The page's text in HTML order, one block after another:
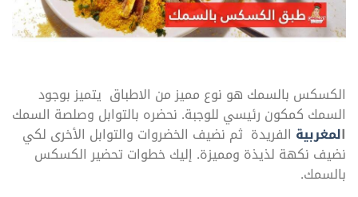
الكسكس بالسمك هو نوع مميز من الاطباق يتميز بوجود
السمك كمكون رئيسي للوجبة. نحضره بالتوابل وصلصة السمك
المغربية الفريدة ثم نضيف الخضروات والتوابل الأخرى لكي
نضيف نكهة لذيذة ومميزة. إليك خطوات تحضير الكسكس
بالسمك.